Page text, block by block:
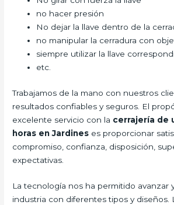
no hacer presión
No dejar la llave dentro de la
no manipular la cerradura con
siempre utilizar la llave
etc.
Trabajamos de la mano con nuestros
resultados confiables y seguros. El
excelente servicio con la cerrajería de
horas en Jardines es proporcionar
compromiso, confianza, disposición,
expectativas.
La tecnología nos ha permitido avanzar
industria con diferentes tipos y diseños.